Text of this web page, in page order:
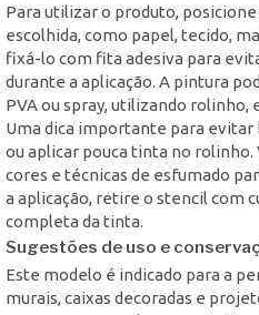
Para utilizar o produto,
escolhida, como papel, tecido,
fixá-lo com fita adesiva para
durante a aplicação. A pintura
PVA ou spray, utilizando rolinho,
Uma dica importante para
ou aplicar pouca tinta no
cores e técnicas de esfumado
a aplicação, retire o stencil com
completa da tinta.
Sugestões de uso e
Este modelo é indicado para a
murais, caixas decoradas e